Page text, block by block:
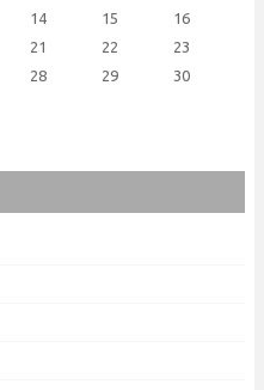
14 15
16
21 22
23
28 29
30